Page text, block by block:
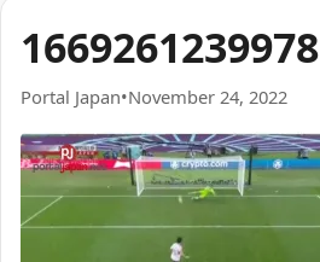
1669261239978
Portal Japan•November 24, 2022